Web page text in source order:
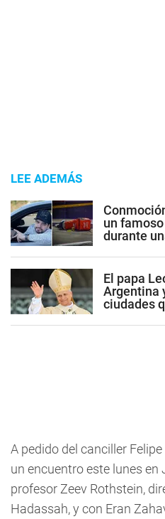
LEE ADEMÁS
un
durante
El papa
Argentina
ciudades
A pedido del canciller
un encuentro este lunes en
profesor Zeev Rothstein,
Hadassah, y con Eran